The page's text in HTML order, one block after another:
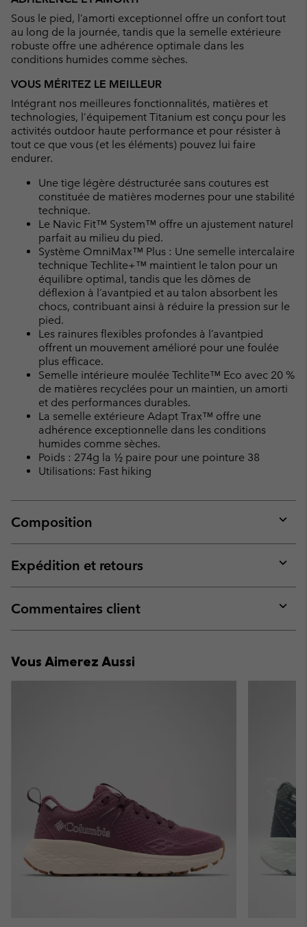
Sous le pied, l’amorti exceptionnel offre un confort tout
au long de la journée, tandis que la semelle extérieure
robuste offre une adhérence optimale dans les
conditions humides comme sèches.
VOUS MÉRITEZ LE MEILLEUR
Intégrant nos meilleures fonctionnalités, matières et
technologies, l’équipement Titanium est conçu pour les
activités outdoor haute performance et pour résister à
tout ce que vous (et les éléments) pouvez lui faire
endurer.
Une tige légère déstructurée sans coutures est
constituée de matières modernes pour une stabilité
technique.
Le Navic Fit™ System™ offre un ajustement naturel
parfait au milieu du pied.
Système OmniMax™ Plus : Une semelle intercalaire
technique Techlite+™ maintient le talon pour un
équilibre optimal, tandis que les dômes de
déflexion à l’avantpied et au talon absorbent les
chocs, contribuant ainsi à réduire la pression sur le
pied.
Les rainures flexibles profondes à l’avantpied
offrent un mouvement amélioré pour une foulée
plus efficace.
Semelle intérieure moulée Techlite™ Eco avec 20 %
de matières recyclées pour un maintien, un amorti
et des performances durables.
La semelle extérieure Adapt Trax™ offre une
adhérence exceptionnelle dans les conditions
humides comme sèches.
Poids : 274g la ½ paire pour une pointure 38
Utilisations: Fast hiking
Composition
or
Expédition et retours
or
Commentaires client
or
Vous Aimerez Aussi